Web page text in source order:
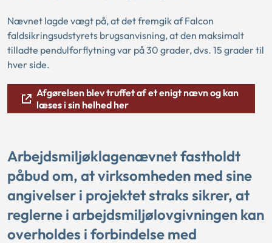
Nævnet lagde vægt på, at det fremgik af Falcon
faldsikringsudstyrets brugsanvisning, at den maksimalt
tilladte pendulforflytning var på 30 grader, dvs. 15 grader til
hver side.
Afgørelsen blev truffet af et enigt nævn og kan
læses i sin helhed her
Arbejdsmiljøklagenævnet fastholdt
påbud om, at virksomheden med sine
angivelser i projektet straks sikrer, at
reglerne i arbejdsmiljølovgivningen kan
overholdes i forbindelse med